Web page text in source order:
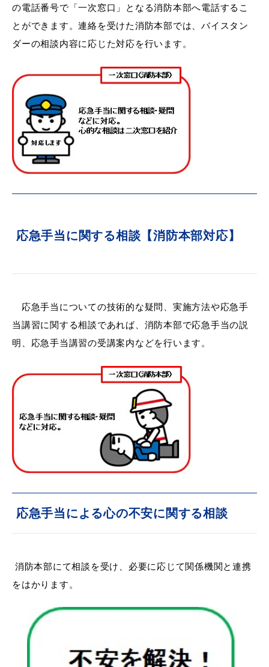
防災・防犯メール
気象情報リンク集
ごみ分別早見表
目的別の
申請書
ダウンロード
電子申請
移住・出会い応援（はまだ暮らし）
の電話番号で「一次窓口」となる消防本部へ電話するこ
とができます。連絡を受けた消防本部では、バイスタン
ダーの相談内容に応じた対応を行います。
応急手当に関する相談【消防本部対応】
応急手当についての技術的な疑問、実施方法や応急手
当講習に関する相談であれば、消防本部で応急手当の説
明、応急手当講習の受講案内などを行います。
応急手当による心の不安に関する相談
消防本部にて相談を受け、必要に応じて関係機関と連携
をはかります。